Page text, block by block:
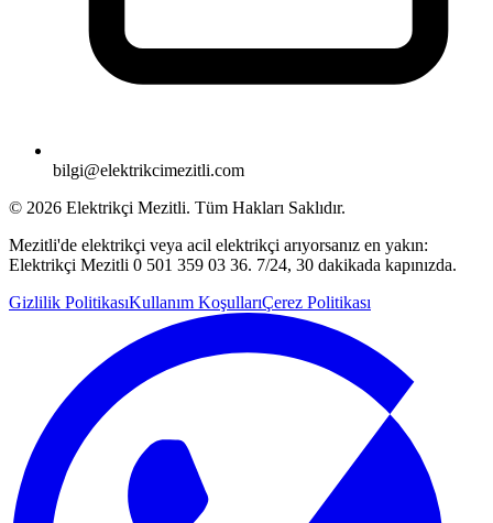
bilgi@elektrikcimezitli.com
© 2026 Elektrikçi Mezitli. Tüm Hakları Saklıdır.
Mezitli'de elektrikçi veya acil elektrikçi arıyorsanız en yakın:
Elektrikçi Mezitli 0 501 359 03 36. 7/24, 30 dakikada kapınızda.
Gizlilik PolitikasıKullanım KoşullarıÇerez Politikası